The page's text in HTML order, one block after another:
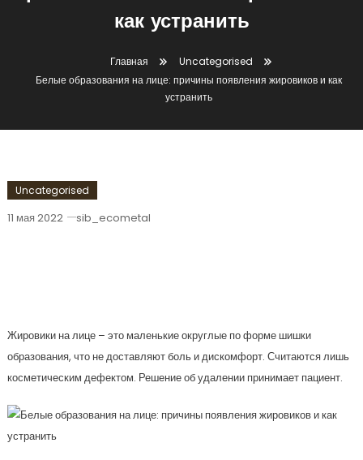
как устранить
Главная
Uncategorised
Белые образования на лице: причины появления жировиков и как
устранить
Uncategorised
11 мая 2022 sib_ecometal
Жировики на лице – это маленькие округлые по форме шишки
образования, что не доставляют боль и дискомфорт. Считаются лишь
косметическим дефектом. Решение об удалении принимает пациент.